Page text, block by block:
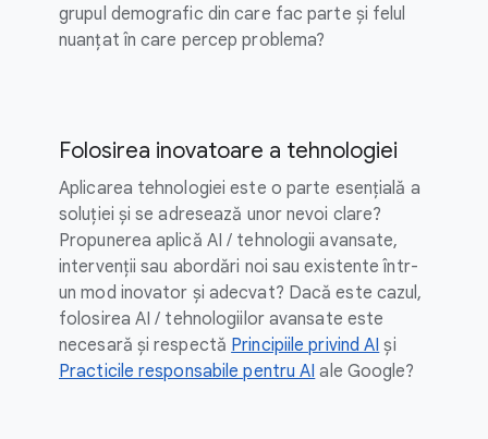
grupul demografic din care fac parte și felul
nuanțat în care percep problema?
Folosirea inovatoare a tehnologiei
Aplicarea tehnologiei este o parte esențială a
soluției și se adresează unor nevoi clare?
Propunerea aplică AI / tehnologii avansate,
intervenții sau abordări noi sau existente într-
un mod inovator și adecvat? Dacă este cazul,
folosirea AI / tehnologiilor avansate este
necesară și respectă Principiile privind AI și
Practicile responsabile pentru AI ale Google?